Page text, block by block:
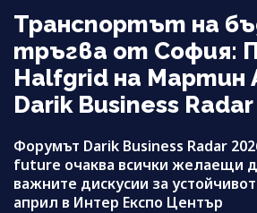
Транспортът на
тръгва от София:
Halfgrid на Мартин
Darik Business Radar
Форумът Darik Business Radar
future очаква всички желаещи
важните дискусии за
април в Интер Експо Център